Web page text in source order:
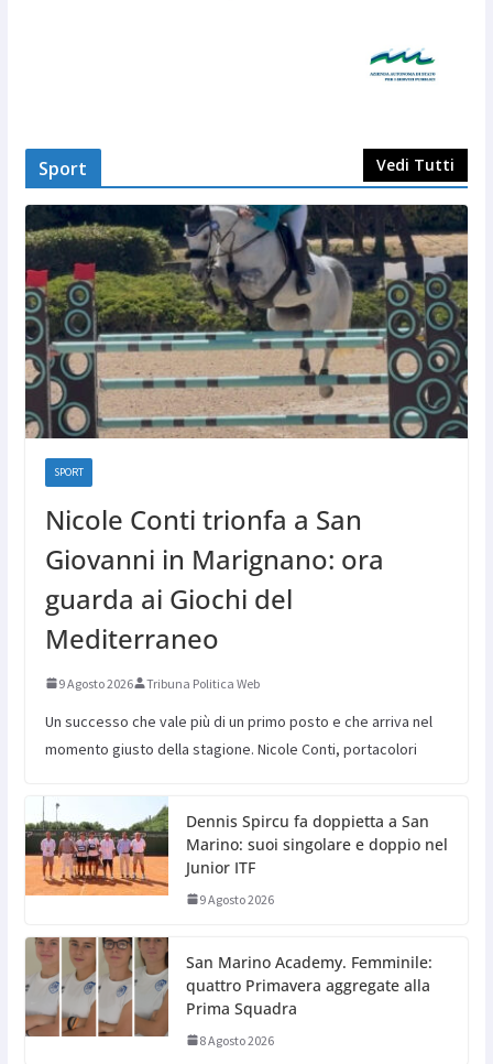
Sport Vedi Tutti
SPORT
Nicole Conti trionfa a San
Giovanni in Marignano: ora
guarda ai Giochi del
Mediterraneo
9 Agosto 2026 Tribuna Politica Web
Un successo che vale più di un primo posto e che arriva nel
momento giusto della stagione. Nicole Conti, portacolori
Dennis Spircu fa doppietta a San
Marino: suoi singolare e doppio nel
Junior ITF
9 Agosto 2026
San Marino Academy. Femminile:
quattro Primavera aggregate alla
Prima Squadra
8 Agosto 2026